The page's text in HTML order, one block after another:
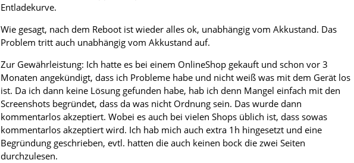
Entladekurve.
Wie gesagt, nach dem Reboot ist wieder alles ok, unabhängig vom Akkustand. Das
Problem tritt auch unabhängig vom Akkustand auf.
Zur Gewährleistung: Ich hatte es bei einem OnlineShop gekauft und schon vor 3
Monaten angekündigt, dass ich Probleme habe und nicht weiß was mit dem Gerät los
ist. Da ich dann keine Lösung gefunden habe, hab ich denn Mangel einfach mit den
Screenshots begründet, dass da was nicht Ordnung sein. Das wurde dann
kommentarlos akzeptiert. Wobei es auch bei vielen Shops üblich ist, dass sowas
kommentarlos akzeptiert wird. Ich hab mich auch extra 1h hingesetzt und eine
Begründung geschrieben, evtl. hatten die auch keinen bock die zwei Seiten
durchzulesen.